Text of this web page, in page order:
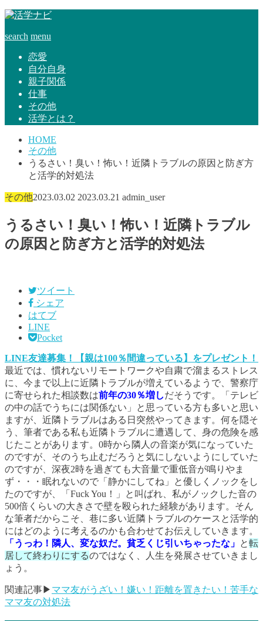
search menu
恋愛
自分自身
親子関係
仕事
その他
活学とは？
HOME
その他
うるさい！臭い！怖い！近隣トラブルの原因と防ぎ方
と活学的対処法
その他2023.03.02 2023.03.21 admin_user
うるさい！臭い！怖い！近隣トラブル
の原因と防ぎ方と活学的対処法
ツイート
シェア
はてブ
LINE
Pocket
LINE友達募集！【親は100％間違っている】をプレゼント！
最近では、慣れないリモートワークや自粛で溜まるストレス
に、今まで以上に近隣トラブルが増えているようで、警察庁
に寄せられた相談数は前年の30％増しだそうです。「テレビ
の中の話でうちには関係ない」と思っている方も多いと思い
ますが、近隣トラブルはある日突然やってきます。何を隠そ
う、筆者である私も近隣トラブルに遭遇して、身の危険を感
じたことがあります。0時から隣人の音楽が気になっていた
のですが、そのうち止むだろうと気にしないようにしていた
のですが、深夜2時を過ぎても大音量で重低音が鳴りやま
ず・・・眠れないので「静かにしてね」と優しくノックをし
たのですが、「Fuck You！」と叫ばれ、私がノックした音の
500倍くらいの大きさで壁を殴られた経験があります。そん
な筆者だからこそ、巷に多い近隣トラブルのケースと活学的
にはどのように考えるのかも合わせてお伝えしていきます。
「うっわ！隣人、変な奴だ。貧乏くじ引いちゃったな」 と転
居して終わりにするのではなく、人生を発展させていきまし
ょう。
関連記事▶ ママ友がうざい！嫌い！距離を置きたい！苦手な
ママ友の対処法